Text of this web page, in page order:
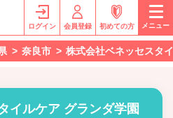
ログイン 会員登録 初めての方 メニュー
奈良市 株式会社ベネッセスタ
イルケア グランダ学園